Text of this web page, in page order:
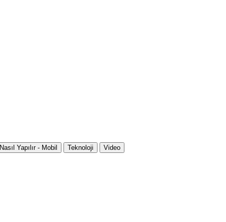
Nasıl Yapılır - Mobil Teknoloji
Video